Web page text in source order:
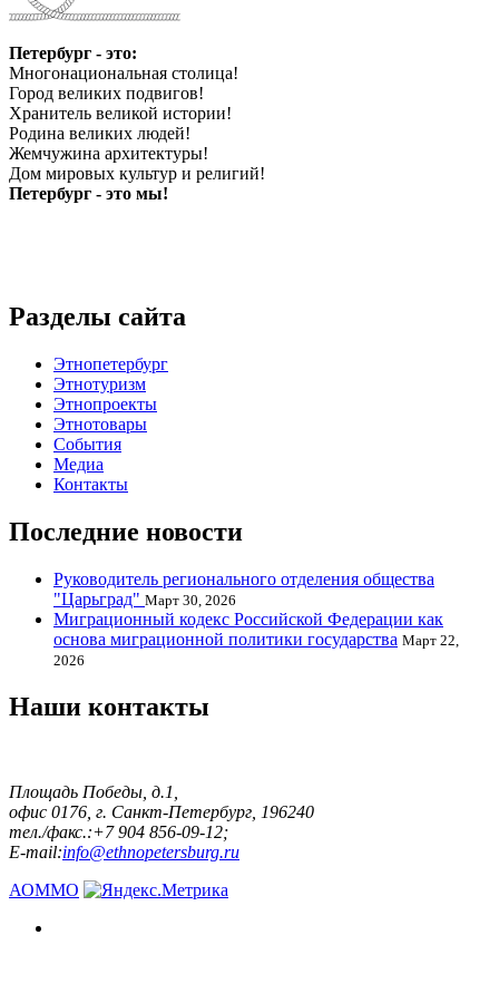
Петербург - это:
Многонациональная столица!
Город великих подвигов!
Хранитель великой истории!
Родина великих людей!
Жемчужина архитектуры!
Дом мировых культур и религий!
Петербург - это мы!
Разделы сайта
Этнопетербург
Этнотуризм
Этнопроекты
Этнотовары
События
Медиа
Контакты
Последние новости
Руководитель регионального отделения общества
"Царьград" Март 30, 2026
Миграционный кодекс Российской Федерации как
основа миграционной политики государства Март 22,
2026
Наши контакты
Площадь Победы, д.1,
офис 0176, г. Санкт-Петербург, 196240
тел./факс.:+7 904 856-09-12;
E-mail:info@ethnopetersburg.ru
АОММО